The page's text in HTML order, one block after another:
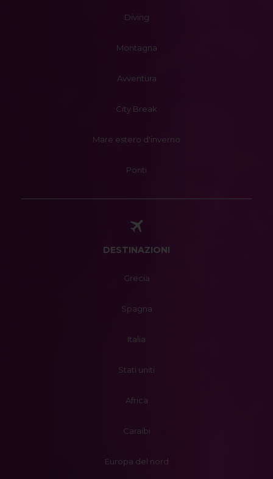
Diving
Montagna
Avventura
City Break
Mare estero d'inverno
Ponti
DESTINAZIONI
Grecia
Spagna
Italia
Stati uniti
Africa
Caraibi
Europa del nord